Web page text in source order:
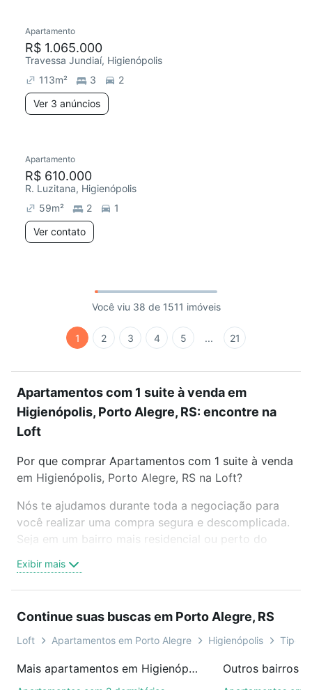
Apartamento
R$ 1.065.000
Travessa Jundiaí, Higienópolis
113m² 3
2
Ver 3 anúncios
Apartamento
R$ 610.000
R. Luzitana, Higienópolis
59m² 2
1
Ver contato
Você viu 38 de 1511 imóveis
1 2 3 4 5 ... 21
Apartamentos com 1 suite à venda em
Higienópolis, Porto Alegre, RS: encontre na
Loft
Por que comprar Apartamentos com 1 suite à venda
em Higienópolis, Porto Alegre, RS na Loft?
Nós te ajudamos durante toda a negociação para
você realizar uma compra segura e descomplicada.
Seja em um bairro mais residencial ou perto do
oferta ideal de Apartamentos com 1 suite à venda
em Higienópolis, Porto Alegre, RS para conquistar
videochamada, é grátis, sem compromisso e você
ainda conta com mais de 46 mil corretores e
de imóveis.
Exibir mais
Continue suas buscas em Porto Alegre, RS
Loft Apartamentos em Porto Alegre Higienópolis Tipo
Mais apartamentos em Higienópolis